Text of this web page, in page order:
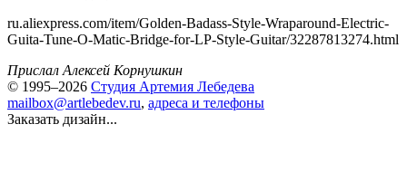
ru.aliexpress.com/item/Golden-Badass-Style-Wraparound-Electric-
Guita-Tune-O-Matic-Bridge-for-LP-Style-Guitar/32287813274.html
Прислал Алексей Корнушкин
© 1995–2026 Студия Артемия Лебедева
mailbox@artlebedev.ru, адреса и телефоны
Заказать дизайн...